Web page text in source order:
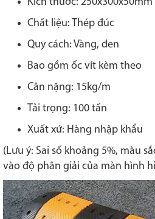
Chất liệu: Thép đúc
Quy cách: Vàng, đen
Bao gồm ốc vít kèm theo
Cân nặng: 15kg/m
Tải trọng: 100 tấn
Xuất xứ: Hàng nhập khẩu
(Lưu ý: Sai số khoảng 5%, màu
vào độ phân giải của màn hình